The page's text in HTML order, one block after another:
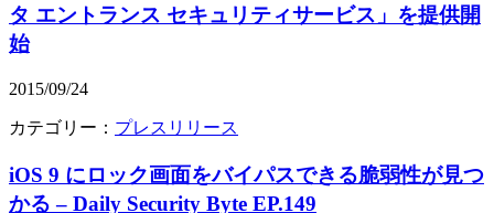
タ エントランス セキュリティサービス」を提供開
始
2015/09/24
カテゴリー： プレスリリース
iOS 9 にロック画面をバイパスできる脆弱性が見つ
かる – Daily Security Byte EP.149